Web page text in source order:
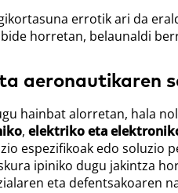
errotik ari da
horretan, belaunaldi
aeronautikaren
hainbat alorretan, hala
, elektriko eta
espezifikoak edo soluzio
ipiniko dugu jakintza
eta defentsakoaren